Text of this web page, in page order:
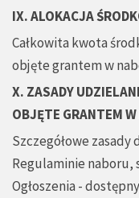
IX. ALOKACJA
Całkowita kwota
objęte grantem w
X. ZASADY
OBJĘTE GRANTEM
Szczegółowe
Regulaminie naboru,
Ogłoszenia -